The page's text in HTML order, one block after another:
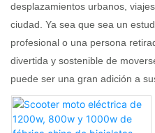
desplazamientos urbanos,
ciudad. Ya sea que sea un
profesional o una persona
divertida y sostenible de
puede ser una gran adición a